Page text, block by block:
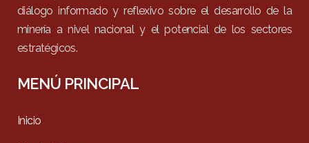
diálogo informado y reflexivo sobre el desarrollo de la
minería a nivel nacional y el potencial de los sectores
estratégicos.
MENÚ PRINCIPAL
Inicio